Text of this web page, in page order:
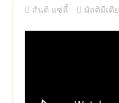
สันติ แซ่ลี้ มัลติมีเดีย